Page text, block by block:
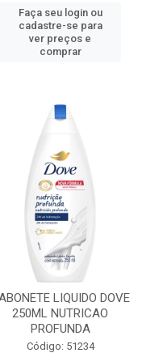
Faça seu login ou
cadastre-se para
ver preços e
comprar
LIQUIDO DOVE
250ML NUTRICAO
PROFUNDA
Código: 51234